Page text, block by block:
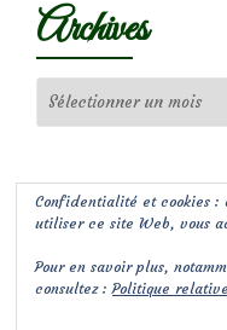
Archives
Confidentialité et cookies :
utiliser ce site Web, vous
Pour en savoir plus,
consultez :Politique